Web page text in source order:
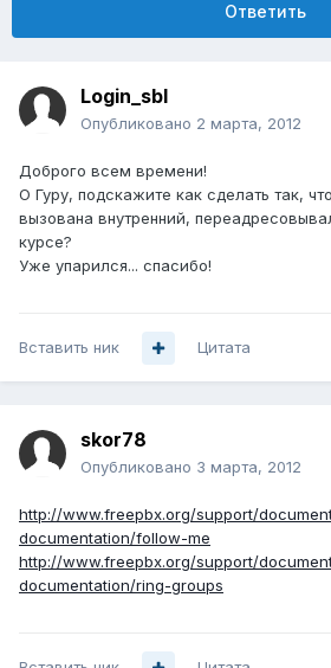
Ответить
Login_sbl
Опубликовано 2 марта, 2012
Доброго всем времени!
О Гуру, подскажите как сделать так,
вызована внутренний,
курсе?
Уже упарился... спасибо!
Вставить ник Цитата
skor78
Опубликовано 3 марта, 2012
http://www.freepbx.org/support/
documentation/follow-me
http://www.freepbx.org/support/
documentation/ring-groups